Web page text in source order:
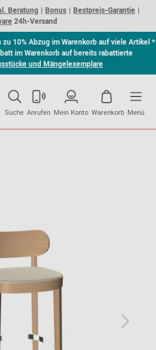
Beratung Bonus
Bestpreis-Garantie
24h-Versand
10% Abzug im Warenkorb auf viele Artikel *
im Warenkorb auf bereits rabattierte
und Mängelexemplare
Suche Anrufen Mein Konto Warenkorb Menü